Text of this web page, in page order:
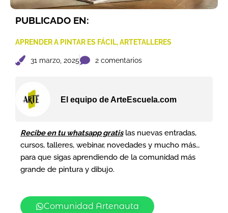
PUBLICADO EN:
APRENDER A PINTAR ES FÁCIL,ARTETALLERES
31 marzo, 2025 2 comentarios
El equipo de ArteEscuela.com
Recibe en tu whatsapp gratislas nuevas entradas,
cursos, talleres, webinar, novedades y mucho más…
para que sigas aprendiendo de la comunidad más
grande de pintura y dibujo.
Comunidad Artenauta